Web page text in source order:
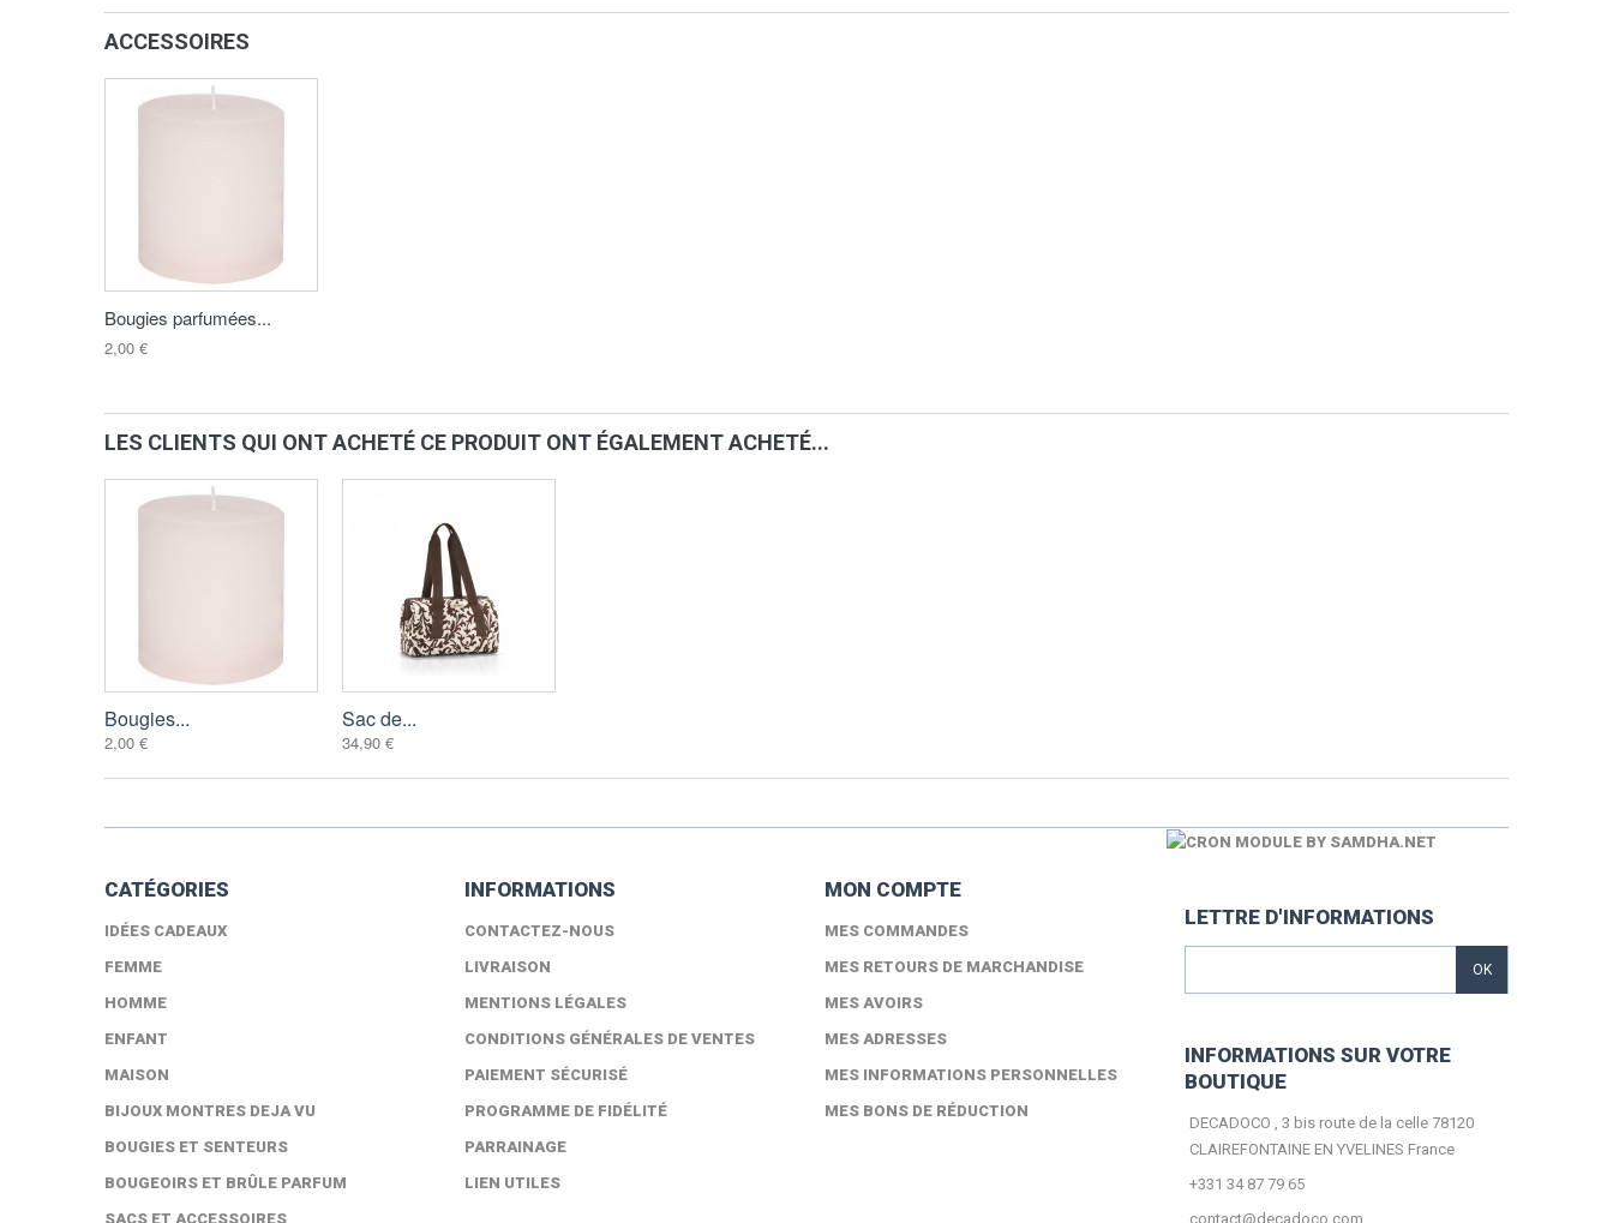
ACCESSOIRES
Bougies parfumées...
2,00 €
LES CLIENTS QUI ONT ACHETÉ CE PRODUIT ONT ÉGALEMENT ACHETÉ...
Bougies...
2,00 €
Sac de...
34,90 €
CATÉGORIES
IDÉES CADEAUX
FEMME
HOMME
ENFANT
MAISON
BIJOUX MONTRES DEJA VU
BOUGIES ET SENTEURS
BOUGEOIRS ET BRÛLE PARFUM
SACS ET ACCESSOIRES
INFORMATIONS
CONTACTEZ-NOUS
LIVRAISON
MENTIONS LÉGALES
CONDITIONS GÉNÉRALES DE VENTES
PAIEMENT SÉCURISÉ
PROGRAMME DE FIDÉLITÉ
PARRAINAGE
LIEN UTILES
MON COMPTE
MES COMMANDES
MES RETOURS DE MARCHANDISE
MES AVOIRS
MES ADRESSES
MES INFORMATIONS PERSONNELLES
MES BONS DE RÉDUCTION
LETTRE D'INFORMATIONS
OK
INFORMATIONS SUR VOTRE
BOUTIQUE
DECADOCO , 3 bis route de la celle 78120
CLAIREFONTAINE EN YVELINES France
+331 34 87 79 65
contact@decadoco.com